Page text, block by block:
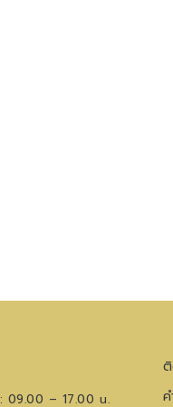
09.00 – 17.00 น.